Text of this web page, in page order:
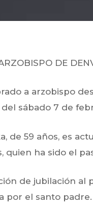
DE
a arzobispo
sábado 7 de
, de 59 años, es
quien ha sido el
de jubilación
por el santo padre.